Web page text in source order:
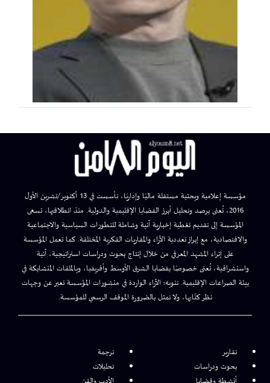
مؤسسة إعلامية وبحثية مستقلة ماليًا وإداريًا، تأسست في 13 أكتوبر/تشرين الأول
2016، تُعنى برصد وتحليل أبرز القضايا الإقليمية والدولية. منذ انطلاقتها، تسعى
المؤسسة إلى تقديم تغطية إخبارية آنية وشاملة للتطورات السياسية والاجتماعية
والاقتصادية، مع إبراز تعددية الآراء والمقاربات الفكرية المختلفة. كما تعمل المؤسسة
على إثراء المشهد المعرفي من خلال إنتاج بحوث ودراسات استراتيجية، آنية
واستشرافية، تُعنى خصوصًا بقضايا الشرق الأوسط وأفريقيا، وبالملفات المتشابكة في
بيئة الصراعات الإقليمية. تنويه: الآراء الواردة في منشورات المؤسسة تعبر عن وجهات
نظر كتّابها، ولا تمثل بالضرورة الموقف الرسمي للمؤسسة.
تقارير
ترجمة
بحوث ودراسات
تحليلات